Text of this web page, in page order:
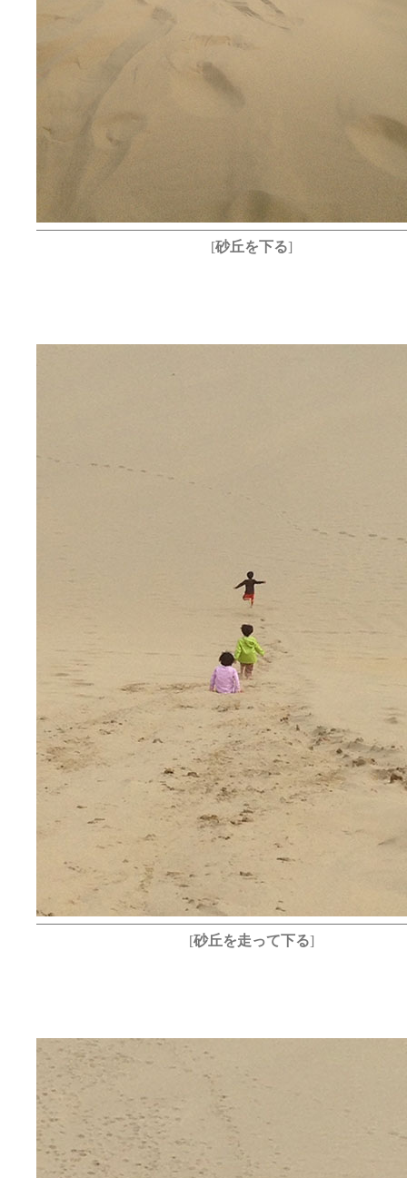
[砂丘を下る]
[砂丘を走って下る]